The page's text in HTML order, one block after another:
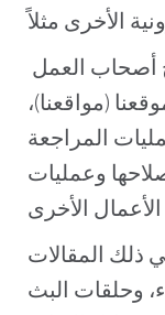
(مواقعنا)،
المراجعة
وعمليات
ذلك المقالات
وحلقات البث